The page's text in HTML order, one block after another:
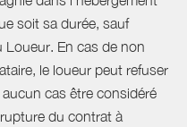
soit sa durée, sauf
Loueur. En cas de non
le loueur peut refuser
cas être considéré
du contrat à